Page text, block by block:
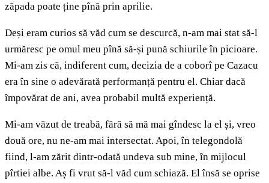
zăpada poate ține pînă prin aprilie.
Deși eram curios să văd cum se descurcă, n-am mai stat să-l
urmăresc pe omul meu pînă să-și pună schiurile în picioare.
Mi-am zis că, indiferent cum, decizia de a coborî pe Cazacu
era în sine o adevărată performanță pentru el. Chiar dacă
împovărat de ani, avea probabil multă experiență.
Mi-am văzut de treabă, fără să mă mai gîndesc la el și, vreo
două ore, nu ne-am mai intersectat. Apoi, în telegondolă
fiind, l-am zărit dintr-odată undeva sub mine, în mijlocul
pîrtiei albe. Aș fi vrut să-l văd cum schiază. El însă se oprise